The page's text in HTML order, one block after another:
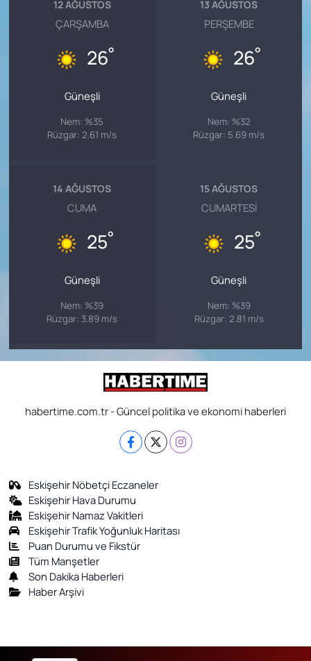
12 AĞUSTOS
ÇARŞAMBA
26°
Güneşli
Nem: %35
Rüzgar: 2.61 m/s
13 AĞUSTOS
PERŞEMBE
26°
Güneşli
Nem: %32
Rüzgar: 5.69 m/s
14 AĞUSTOS
CUMA
25°
Güneşli
Nem: %39
Rüzgar: 3.89 m/s
15 AĞUSTOS
CUMARTESI
25°
Güneşli
Nem: %39
Rüzgar: 2.81 m/s
habertime.com.tr - Güncel politika ve ekonomi haberleri
Eskişehir Nöbetçi Eczaneler
Eskişehir Hava Durumu
Eskişehir Namaz Vakitleri
Eskişehir Trafik Yoğunluk Haritası
Puan Durumu ve Fikstür
Tüm Manşetler
Son Dakika Haberleri
Haber Arşivi